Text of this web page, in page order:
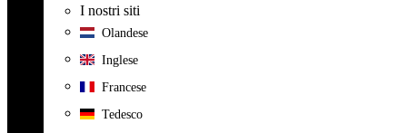
I nostri siti
Olandese
Inglese
Francese
Tedesco